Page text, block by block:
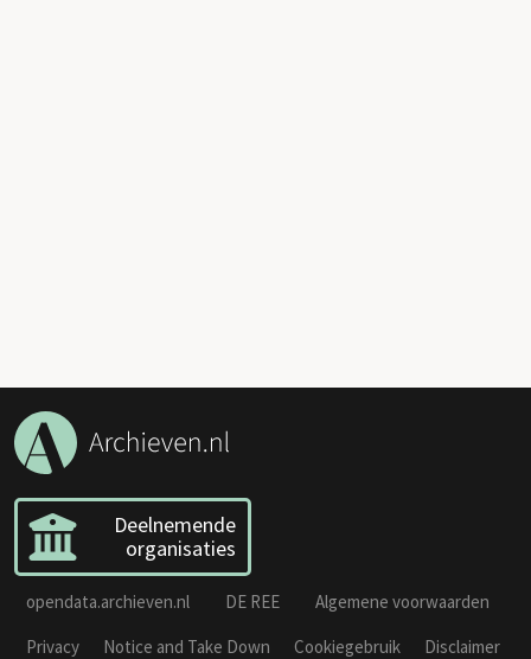
Deelnemende
organisaties
opendata.archieven.nl DE REE
Algemene voorwaarden
Privacy
Notice and Take Down Cookiegebruik
Disclaimer